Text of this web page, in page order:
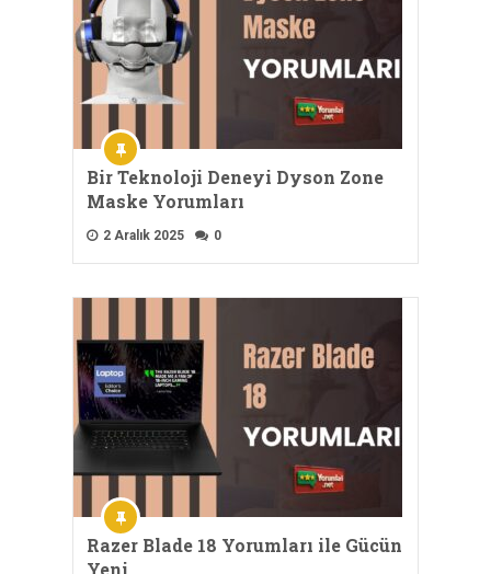
Bir Teknoloji Deneyi Dyson Zone
Maske Yorumları
2 Aralık 2025 0
Razer Blade 18 Yorumları ile Gücün
Yeni …